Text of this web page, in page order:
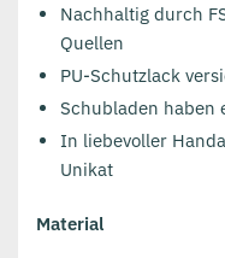
Nachhaltig durch
Quellen
PU-Schutzlack
Schubladen haben
In liebevoller
Unikat
Material